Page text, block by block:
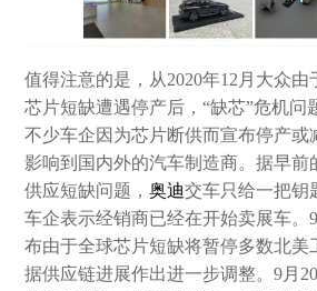
值得注意的是，从2020年12月大众由
芯片短缺遭遇停产后，“缺芯”危机问
不少车企因为芯片断供而宣布停产或
影响到国内外的汽车制造商。据早前
供应短缺问题，奥迪交车只给一把钥
车企表示经销商已经在开始卖展车。
布由于全球芯片短缺将暂停多数北美
据供应链进展作出进一步调整。9月